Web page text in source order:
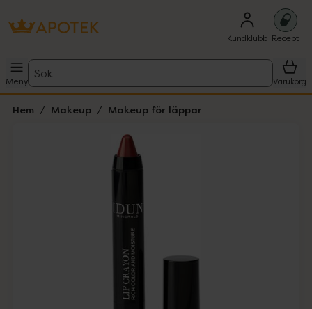
Kundklubb Recept
Meny
Sök
Varukorg
Hem Makeup Makeup för läppar
Lista: . Innehåller 2 objekt.